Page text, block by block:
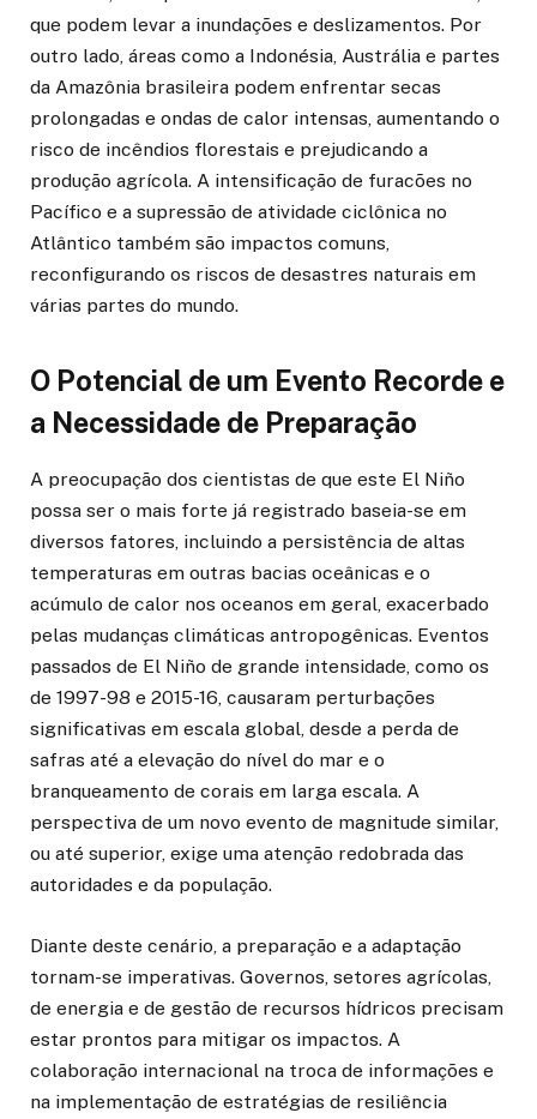
que podem levar a inundações e deslizamentos. Por
outro lado, áreas como a Indonésia, Austrália e partes
da Amazônia brasileira podem enfrentar secas
prolongadas e ondas de calor intensas, aumentando o
risco de incêndios florestais e prejudicando a
produção agrícola. A intensificação de furacões no
Pacífico e a supressão de atividade ciclônica no
Atlântico também são impactos comuns,
reconfigurando os riscos de desastres naturais em
várias partes do mundo.
O Potencial de um Evento Recorde e
a Necessidade de Preparação
A preocupação dos cientistas de que este El Niño
possa ser o mais forte já registrado baseia-se em
diversos fatores, incluindo a persistência de altas
temperaturas em outras bacias oceânicas e o
acúmulo de calor nos oceanos em geral, exacerbado
pelas mudanças climáticas antropogênicas. Eventos
passados de El Niño de grande intensidade, como os
de 1997-98 e 2015-16, causaram perturbações
significativas em escala global, desde a perda de
safras até a elevação do nível do mar e o
branqueamento de corais em larga escala. A
perspectiva de um novo evento de magnitude similar,
ou até superior, exige uma atenção redobrada das
autoridades e da população.
Diante deste cenário, a preparação e a adaptação
tornam-se imperativas. Governos, setores agrícolas,
de energia e de gestão de recursos hídricos precisam
estar prontos para mitigar os impactos. A
colaboração internacional na troca de informações e
na implementação de estratégias de resiliência